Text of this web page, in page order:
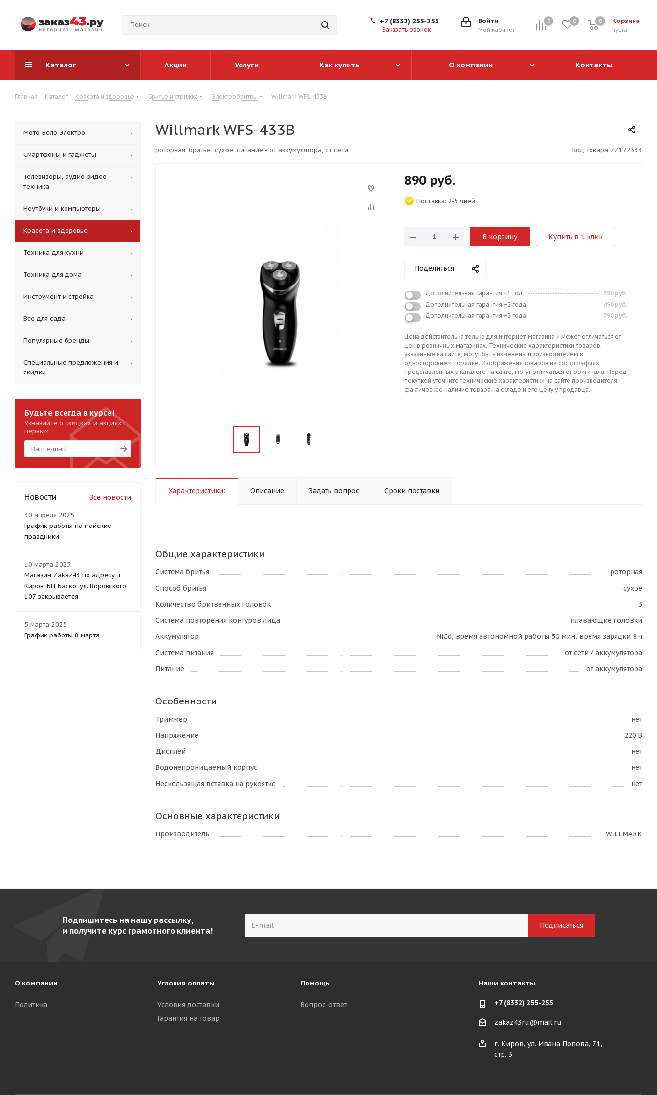
0 0 Корзина
0
пуста
0
Войти
Мой кабинет
+7 (8332) 255-255
Заказать звонок
Каталог Акции Услуги Как купить О компании Контакты
Главная - Каталог - Красота и здоровье - Бритьё и стрижка - Электробритвы - Willmark WFS-433B
Willmark WFS-433B
роторная, бритье: сухое, питание - от аккумулятора, от сети Код товара ZZ172333
890 руб.
Поставка: 2-5 дней
В корзину Купить в 1 клик
Поделиться
Дополнительная гарантия +1 год
390 руб.
Дополнительная гарантия +2 года
490 руб.
Дополнительная гарантия +3 года
790 руб.
Цена действительна только для интернет-магазина и может отличаться от
цен в розничных магазинах. Технические характеристики товаров,
указанные на сайте, могут быть изменены производителем в
одностороннем порядке. Изображения товаров на фотографиях,
представленных в каталоге на сайте, могут отличаться от оригинала. Перед
покупкой уточните технические характеристики на сайте производителя,
фактическое наличие товара на складе и его цену у продавца.
Характеристики: Описание Задать вопрос Сроки поставки
Общие характеристики
Система бритья
роторная
Способ бритья
сухое
Количество бритвенных головок
3
Система повторения контуров лица
плавающие головки
Аккумулятор
NiCd, время автономной работы 50 мин, время зарядки 8 ч
Система питания
от сети / аккумулятора
Питание
от аккумулятора
Особенности
Триммер
нет
Напряжение
220 В
Дисплей
нет
Водонепроницаемый корпус
нет
Нескользящая вставка на рукоятке
нет
Основные характеристики
Производитель WILLMARK
Мото-Вело-Электро
Смартфоны и гаджеты
Телевизоры, аудио-видео
техника
Ноутбуки и компьютеры
Красота и здоровье
Техника для кухни
Техника для дома
Инструмент и стройка
Все для сада
Популярные бренды
Специальные предложения и
скидки
Будьте всегда в курсе!
Узнавайте о скидках и акциях
первым
Новости Все новости
30 апреля 2025
График работы на майские
праздники
10 марта 2025
Магазин Zakaz43 по адресу: г.
Киров, БЦ Баско, ул. Воровского,
107 закрывается.
5 марта 2025
График работы 8 марта
Подпишитесь на нашу рассылку,
и получите курс грамотного клиента!
О компании
Политика
Условия оплаты
Условия доставки
Гарантия на товар
Помощь
Вопрос-ответ
Наши контакты
+7 (8332) 255-255
zakaz43ru@mail.ru
г. Киров, ул. Ивана Попова, 71,
стр. 3